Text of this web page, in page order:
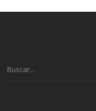
Buscar: